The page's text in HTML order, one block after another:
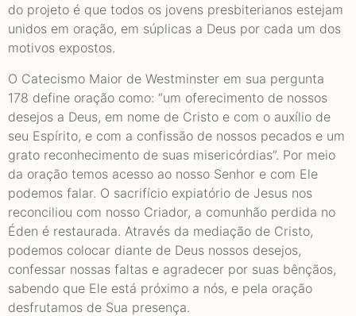
do projeto é que todos os jovens presbiterianos estejam
unidos em oração, em súplicas a Deus por cada um dos
motivos expostos.
O Catecismo Maior de Westminster em sua pergunta
178 define oração como: “um oferecimento de nossos
desejos a Deus, em nome de Cristo e com o auxílio de
seu Espírito, e com a confissão de nossos pecados e um
grato reconhecimento de suas misericórdias”. Por meio
da oração temos acesso ao nosso Senhor e com Ele
podemos falar. O sacrifício expiatório de Jesus nos
reconciliou com nosso Criador, a comunhão perdida no
Éden é restaurada. Através da mediação de Cristo,
podemos colocar diante de Deus nossos desejos,
confessar nossas faltas e agradecer por suas bênçãos,
sabendo que Ele está próximo a nós, e pela oração
desfrutamos de Sua presença.